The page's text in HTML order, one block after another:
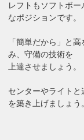
レフトもソフトボ
なポジションです。
「簡単だから」と
み、守備の技術を
上達させましょう。
センターやライト
を築き上げましょう